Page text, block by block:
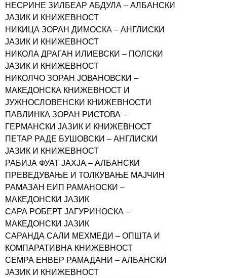
НЕСРИНЕ ЗИЛБЕАР АБДУЛА – АЛБАНСКИ
ЈАЗИК И КНИЖЕВНОСТ
НИКИЦА ЗОРАН ДИМОСКА – АНГЛИСКИ
ЈАЗИК И КНИЖЕВНОСТ
НИКОЛА ДРАГАН ИЛИЕВСКИ – ПОЛСКИ
ЈАЗИК И КНИЖЕВНОСТ
НИКОЛЧО ЗОРАН ЈОВАНОВСКИ –
МАКЕДОНСКА КНИЖЕВНОСТ И
ЈУЖНОСЛОВЕНСКИ КНИЖЕВНОСТИ
ПАВЛИНКА ЗОРАН РИСТОВА –
ГЕРМАНСКИ ЈАЗИК И КНИЖЕВНОСТ
ПЕТАР РАДЕ БУШОВСКИ – АНГЛИСКИ
ЈАЗИК И КНИЖЕВНОСТ
РАБИЈА ФУАТ ЈАХЈА – АЛБАНСКИ
ПРЕВЕДУВАЊЕ И ТОЛКУВАЊЕ МАЈЧИН
РАМАЗАН ЕИП РАМАНОСКИ –
МАКЕДОНСКИ ЈАЗИК
САРА РОБЕРТ ЈАГУРИНОСКА –
МАКЕДОНСКИ ЈАЗИК
САРАНДА САЛИ МЕХМЕДИ – ОПШТА И
КОМПАРАТИВНА КНИЖЕВНОСТ
СЕМРА ЕНВЕР РАМАДАНИ – АЛБАНСКИ
ЈАЗИК И КНИЖЕВНОСТ